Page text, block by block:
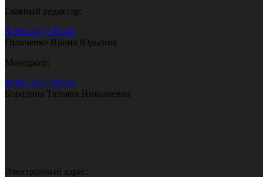
Главный редактор:
8(383-43) 7-90-60
Голиченко Ирина Юрьевна
Менеджер:
8(383-43) 7-90-60
Бородина Татьяна Николаевна
Электронный адрес: